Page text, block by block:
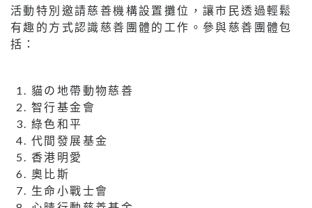
活動特別邀請慈善機構設置攤位，讓市民透過輕鬆
有趣的方式認識慈善團體的工作。參與慈善團體包
括：
貓の地帶動物慈善
智行基金會
綠色和平
代間發展基金
香港明愛
奧比斯
生命小戰士會